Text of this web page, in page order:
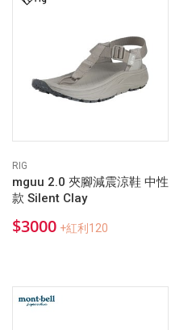
RIG
mguu 2.0 夾腳減震涼鞋 中性
款 Silent Clay
$3000 +紅利120